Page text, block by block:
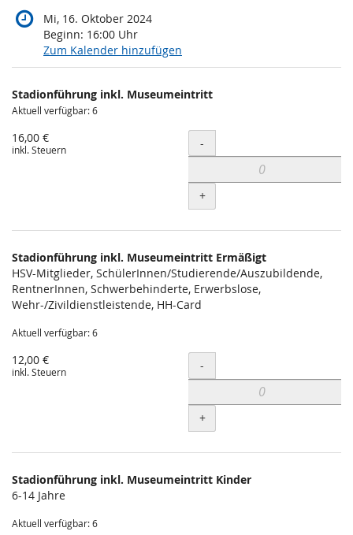
Mi, 16. Oktober 2024
Beginn: 16:00 Uhr
Zum Kalender hinzufügen
Produkte
Unkategorisierte
Produkte
Stadionführung inkl. Museumeintritt
Aktuell verfügbar: 6
16,00 €
inkl. Steuern Menge
-
+
Stadionführung inkl. Museumeintritt Ermäßigt
HSV-Mitglieder, SchülerInnen/Studierende/Auszubildende,
RentnerInnen, Schwerbehinderte, Erwerbslose,
Wehr-/Zivildienstleistende, HH-Card
Aktuell verfügbar: 6
12,00 €
inkl. Steuern Menge
-
+
Stadionführung inkl. Museumeintritt Kinder
6-14 Jahre
Aktuell verfügbar: 6